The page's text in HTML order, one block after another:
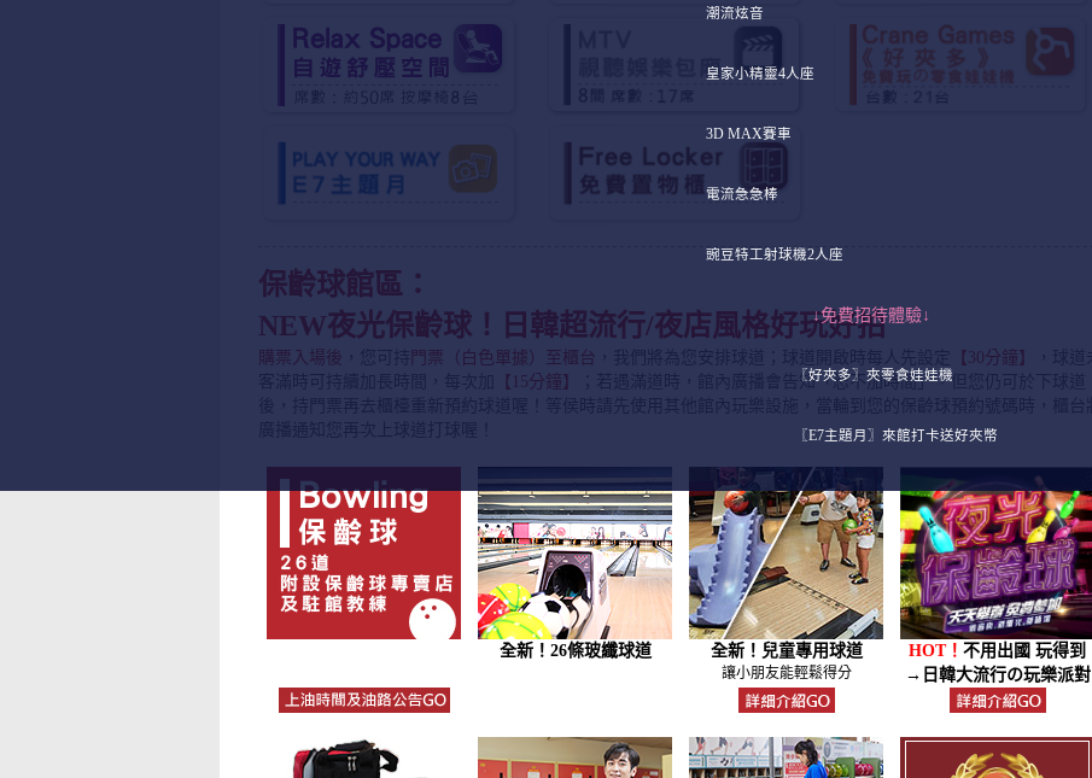
潮流炫音
皇家小精靈4人座
3D MAX賽車
電流急急棒
豌豆特工射球機2人座
↓免費招待體驗↓
〖好夾多〗夾零食娃娃機
〖E7主題月〗來館打卡送好夾幣
保齡球館區：
NEW夜光保齡球！日韓超流行/夜店風格好玩好拍
購票入場後 門票（白色單據）至櫃台 【30分鐘】
【15分鐘】
；若遇滿道時，館內廣播會告知「恕不加時間」，但您仍可於下球道
全新！26條玻纖球道 全新！兒童專用球道
讓小朋友能輕鬆得分
HOT！ 不用出國 玩得到
→日韓大流行の玩樂派對